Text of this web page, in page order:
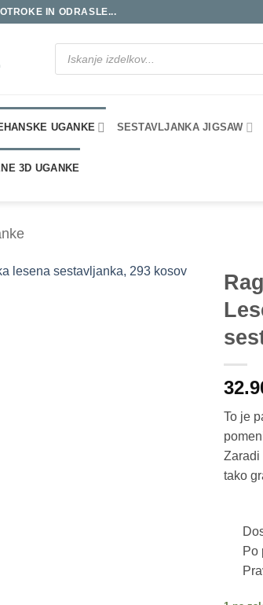
IN ODRASLE...
Products
search
UGANKE SESTAVLJANKA JIGSAW
3D UGANKE
To je
Zaradi
tako
Po